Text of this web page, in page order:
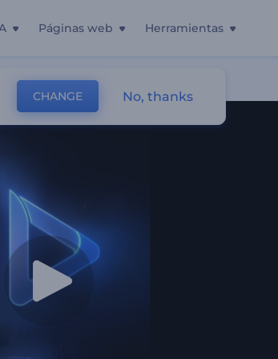
Páginas web Herramientas
CHANGE No, thanks